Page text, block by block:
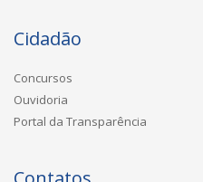
Cidadão
Concursos
Ouvidoria
Portal da Transparência